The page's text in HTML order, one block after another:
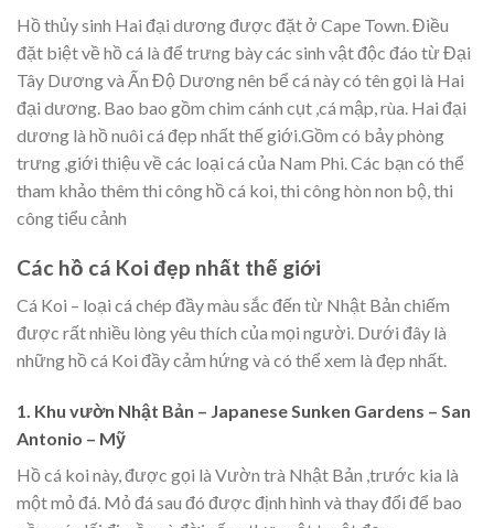
Hồ thủy sinh Hai đại dương được đặt ở Cape Town. Điều
đặt biệt về hồ cá là để trưng bày các sinh vật độc đáo từ Đại
Tây Dương và Ấn Độ Dương nên bể cá này có tên gọi là Hai
đại dương. Bao bao gồm chim cánh cụt ,cá mập, rùa. Hai đại
dương là hồ nuôi cá đẹp nhất thế giới.Gồm có bảy phòng
trưng ,giới thiệu về các loại cá của Nam Phi. Các bạn có thể
tham khảo thêm thi công hồ cá koi, thi công hòn non bộ, thi
công tiểu cảnh
Các hồ cá Koi đẹp nhất thế giới
Cá Koi – loại cá chép đầy màu sắc đến từ Nhật Bản chiếm
được rất nhiều lòng yêu thích của mọi người. Dưới đây là
những hồ cá Koi đầy cảm hứng và có thể xem là đẹp nhất.
1. Khu vườn Nhật Bản – Japanese Sunken Gardens – San
Antonio – Mỹ
Hồ cá koi này, được gọi là Vườn trà Nhật Bản ,trước kia là
một mỏ đá. Mỏ đá sau đó được định hình và thay đổi để bao